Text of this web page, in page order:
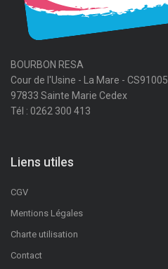
BOURBON RESA
Cour de l'Usine - La Mare - CS91005
97833 Sainte Marie Cedex
Tél : 0262 300 413
Liens utiles
CGV
Mentions Légales
Charte utilisation
Contact